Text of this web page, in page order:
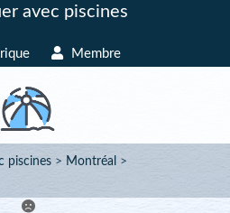
avec piscines
Membre
piscines
Montréal